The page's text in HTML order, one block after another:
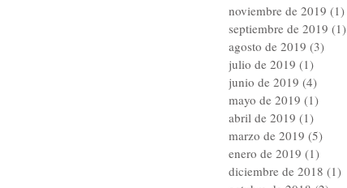
noviembre de 2019 (1)
septiembre de 2019 (1)
agosto de 2019 (3)
julio de 2019 (1)
junio de 2019 (4)
mayo de 2019 (1)
abril de 2019 (1)
marzo de 2019 (5)
enero de 2019 (1)
diciembre de 2018 (1)